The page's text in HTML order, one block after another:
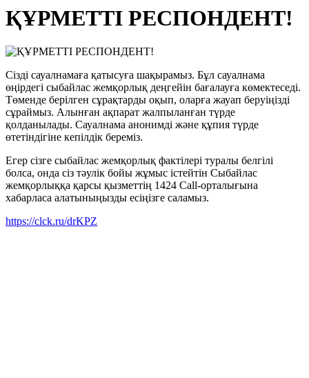
ҚҰРМЕТТІ РЕСПОНДЕНТ!
Сізді сауалнамаға қатысуға шақырамыз. Бұл сауалнама
өңірдегі сыбайлас жемқорлық деңгейін бағалауға көмектеседі.
Төменде берілген сұрақтарды оқып, оларға жауап беруіңізді
сұраймыз. Алынған ақпарат жалпыланған түрде
қолданылады. Сауалнама анонимді және құпия түрде
өтетіндігіне кепілдік береміз.
Егер сізге сыбайлас жемқорлық фактілері туралы белгілі
болса, онда сіз тәулік бойы жұмыс істейтін Сыбайлас
жемқорлыққа қарсы қызметтің 1424 Call-орталығына
хабарласа алатыныңызды есіңізге саламыз.
https://clck.ru/drKPZ